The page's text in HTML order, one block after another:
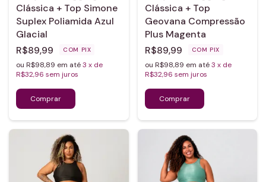
Clássica + Top Simone
Suplex Poliamida Azul
Glacial
R$89,99
COM PIX
ou R$98,89 em até3 x de
R$32,96 sem juros
Clássica + Top
Geovana Compressão
Plus Magenta
R$89,99
COM PIX
ou R$98,89 em até3 x de
R$32,96 sem juros